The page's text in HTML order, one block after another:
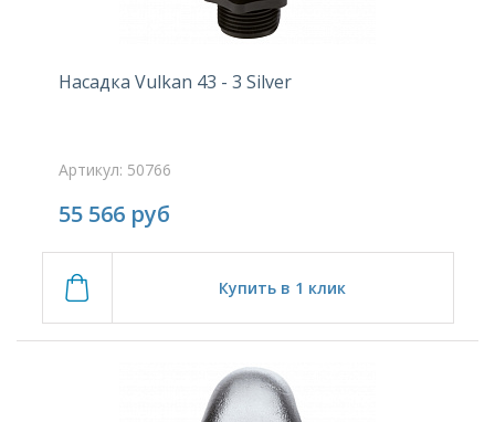
Насадка Vulkan 43 - 3 Silver
Артикул: 50766
55 566 руб
Купить в 1 клик